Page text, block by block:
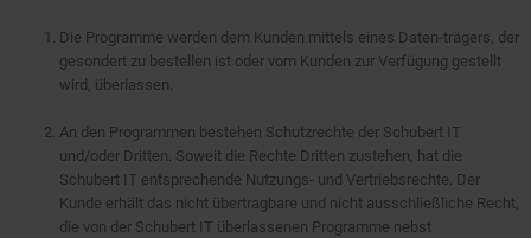
Die Programme werden dem Kunden mittels eines Daten-trägers, der
gesondert zu bestellen ist oder vom Kunden zur Verfügung gestellt
wird, überlassen.
An den Programmen bestehen Schutzrechte der Schubert IT
und/oder Dritten. Soweit die Rechte Dritten zustehen, hat die
Schubert IT entsprechende Nutzungs- und Vertriebsrechte. Der
Kunde erhält das nicht übertragbare und nicht ausschließliche Recht,
die von der Schubert IT überlassenen Programme nebst